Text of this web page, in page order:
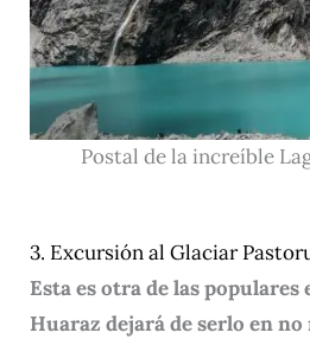
Postal de la increíble
3. Excursión al Glaciar
Esta es otra de las populares
Huaraz dejará de serlo en